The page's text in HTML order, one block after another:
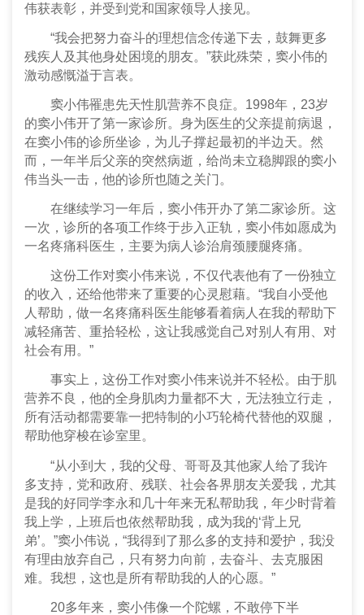
伟获表彰，并受到党和国家领导人接见。
“我会把努力奋斗的理想信念传递下去，鼓舞更多
残疾人及其他身处困境的朋友。”获此殊荣，窦小伟的
激动感慨溢于言表。
窦小伟罹患先天性肌营养不良症。1998年，23岁
的窦小伟开了第一家诊所。身为医生的父亲提前病退，
在窦小伟的诊所坐诊，为儿子撑起最初的半边天。然
而，一年半后父亲的突然病逝，给尚未立稳脚跟的窦小
伟当头一击，他的诊所也随之关门。
在继续学习一年后，窦小伟开办了第二家诊所。这
一次，诊所的各项工作终于步入正轨，窦小伟如愿成为
一名疼痛科医生，主要为病人诊治肩颈腰腿疼痛。
这份工作对窦小伟来说，不仅代表他有了一份独立
的收入，还给他带来了重要的心灵慰藉。“我自小受他
人帮助，做一名疼痛科医生能够看着病人在我的帮助下
减轻痛苦、重拾轻松，这让我感觉自己对别人有用、对
社会有用。”
事实上，这份工作对窦小伟来说并不轻松。由于肌
营养不良，他的全身肌肉力量都不大，无法独立行走，
所有活动都需要靠一把特制的小巧轮椅代替他的双腿，
帮助他穿梭在诊室里。
“从小到大，我的父母、哥哥及其他家人给了我许
多支持，党和政府、残联、社会各界朋友关爱我，尤其
是我的好同学李永和几十年来无私帮助我，年少时背着
我上学，上班后也依然帮助我，成为我的‘背上兄
弟’。”窦小伟说，“我得到了那么多的支持和爱护，我没
有理由放弃自己，只有努力向前，去奋斗、去克服困
难。我想，这也是所有帮助我的人的心愿。”
20多年来，窦小伟像一个陀螺，不敢停下半